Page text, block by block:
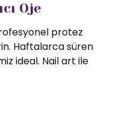
Oje
protez
Haftalarca süren
ideal. Nail art ile